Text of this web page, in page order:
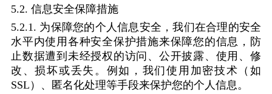
5.2. 信息安全保障措施
5.2.1. 为保障您的个人信息安全，我们在合理的安全
水平内使用各种安全保护措施来保障您的信息，防
止数据遭到未经授权的访问、公开披露、使用、修
改、损坏或丢失。例如，我们使用加密技术（如
SSL ）、匿名化处理等手段来保护您的个人信息。